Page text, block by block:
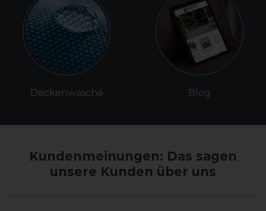
Deckenwäsche Blog
Kundenmeinungen: Das sagen
unsere Kunden über uns